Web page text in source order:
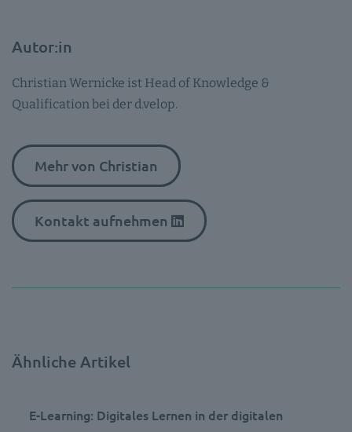
Autor:in
Christian Wernicke ist Head of Knowledge &
Qualification bei der d.velop.
Mehr von Christian
Kontakt aufnehmen
Ähnliche Artikel
E-Learning: Digitales Lernen in der digitalen